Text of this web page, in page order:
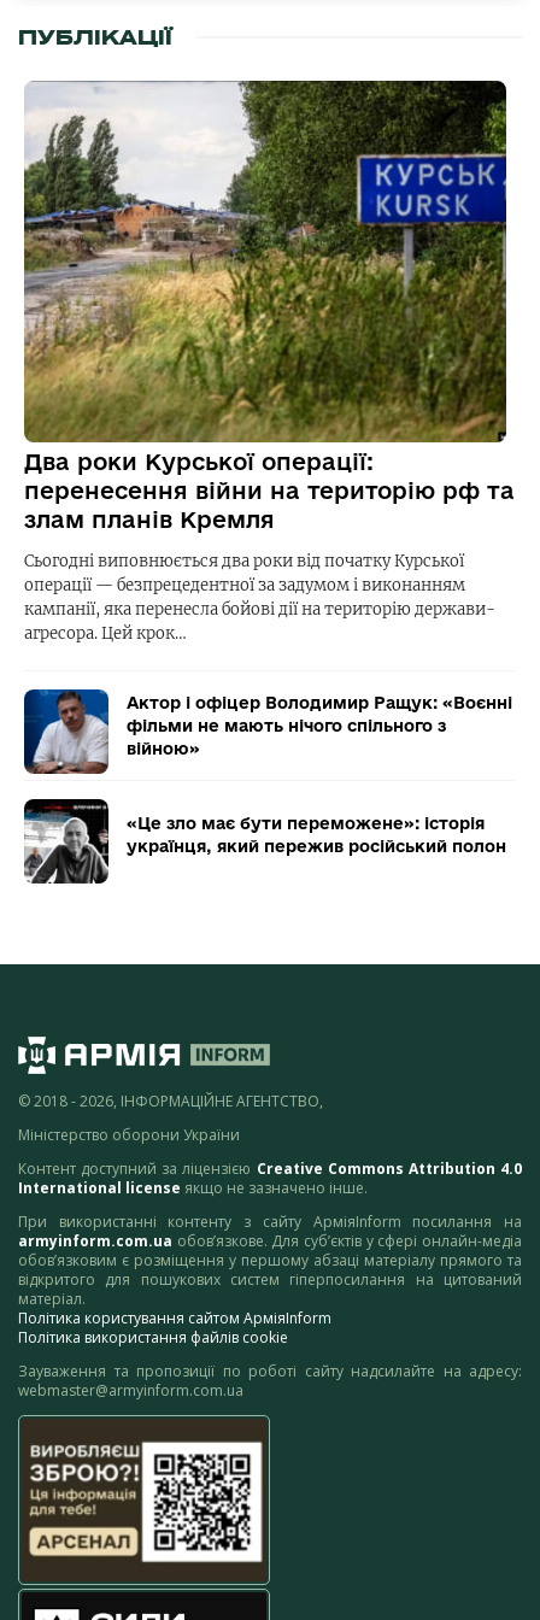
ПУБЛІКАЦІЇ
Два роки Курської операції:
перенесення війни на територію рф та
злам планів Кремля
Сьогодні виповнюється два роки від початку Курської
операції — безпрецедентної за задумом і виконанням
кампанії, яка перенесла бойові дії на територію держави-
агресора. Цей крок…
Актор і офіцер Володимир Ращук: «Воєнні
фільми не мають нічого спільного з
війною»
«Це зло має бути переможене»: історія
українця, який пережив російський полон
© 2018 - 2026, ІНФОРМАЦІЙНЕ АГЕНТСТВО,
Міністерство оборони України
Контент доступний за ліцензією Creative Commons Attribution 4.0
International license якщо не зазначено інше.
При використанні контенту з сайту АрміяInform посилання на
armyinform.com.ua обов’язкове. Для суб’єктів у сфері онлайн-медіа
обов’язковим є розміщення у першому абзаці матеріалу прямого та
відкритого для пошукових систем гіперпосилання на цитований
матеріал.
Політика користування сайтом АрміяInform
Політика використання файлів cookie
Зауваження та пропозиції по роботі сайту надсилайте на адресу:
webmaster@armyinform.com.ua